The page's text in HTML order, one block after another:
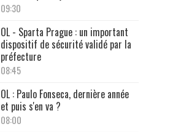
09:30
OL - Sparta Prague : un important
dispositif de sécurité validé par la
préfecture
08:45
OL : Paulo Fonseca, dernière année
et puis s'en va ?
08:00